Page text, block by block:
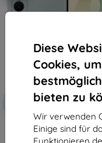
Diese
Cookies,
bieten zu
Wir verwenden
Einige sind für
Rabatt
mit
Gutschein
Samsung Silikon-
für Galaxy Z Fold 8,